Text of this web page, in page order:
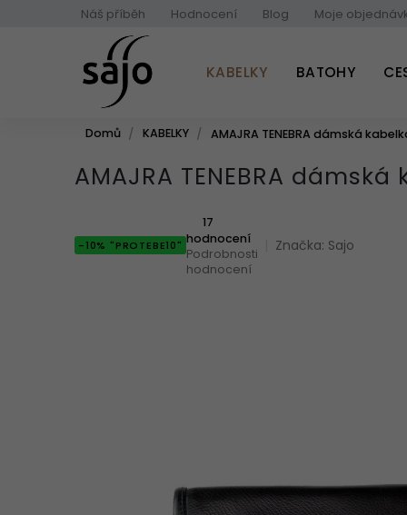
Náš příběh Hodnocení Blog Moje
KABELKY BATOHY
Domů KABELKY AMAJRA TENEBRA dámská
AMAJRA TENEBRA
-10% "PROTEBE10"
Průměrné
hodnocení
produktu
je
17
hodnocení
Podrobnosti
hodnocení
Značka: Sajo